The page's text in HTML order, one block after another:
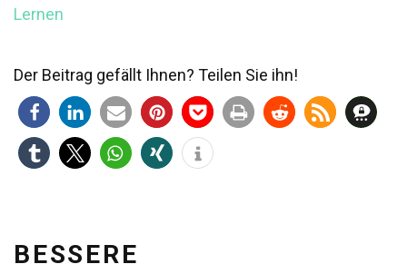
Lernen
Der Beitrag gefällt Ihnen? Teilen Sie ihn!
BESSERE